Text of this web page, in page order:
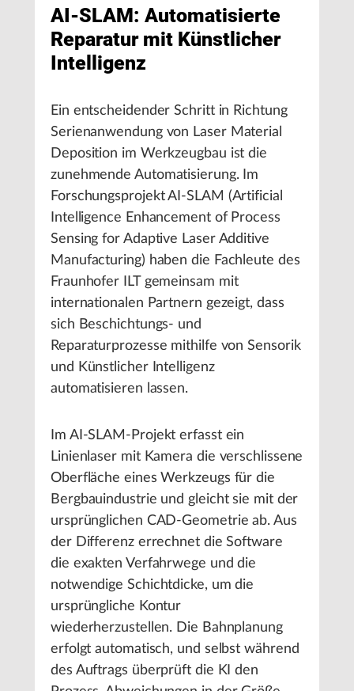
AI-SLAM: Automatisierte
Reparatur mit Künstlicher
Intelligenz
Ein entscheidender Schritt in Richtung
Serienanwendung von Laser Material
Deposition im Werkzeugbau ist die
zunehmende Automatisierung. Im
Forschungsprojekt AI-SLAM (Artificial
Intelligence Enhancement of Process
Sensing for Adaptive Laser Additive
Manufacturing) haben die Fachleute des
Fraunhofer ILT gemeinsam mit
internationalen Partnern gezeigt, dass
sich Beschichtungs- und
Reparaturprozesse mithilfe von Sensorik
und Künstlicher Intelligenz
automatisieren lassen.
Im AI-SLAM-Projekt erfasst ein
Linienlaser mit Kamera die verschlissene
Oberfläche eines Werkzeugs für die
Bergbauindustrie und gleicht sie mit der
ursprünglichen CAD-Geometrie ab. Aus
der Differenz errechnet die Software
die exakten Verfahrwege und die
notwendige Schichtdicke, um die
ursprüngliche Kontur
wiederherzustellen. Die Bahnplanung
erfolgt automatisch, und selbst während
des Auftrags überprüft die KI den